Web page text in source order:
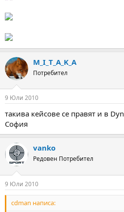
M_I_T_A_K_A
Потребител
9 Юли 2010
такива кейсове се правят и в
София
vanko
Редовен Потребител
9 Юли 2010
cdman написа: